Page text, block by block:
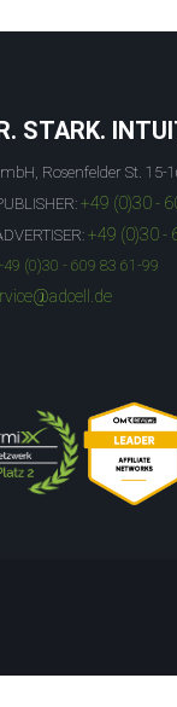
STARK.
Rosenfelder St. 15-
+49 (0)30 -
+49 (0)30 -
(0)30 - 609 83 61-99